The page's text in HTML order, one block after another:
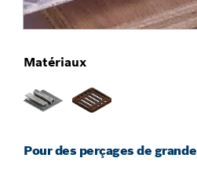
Pour des perçages de
Matériaux